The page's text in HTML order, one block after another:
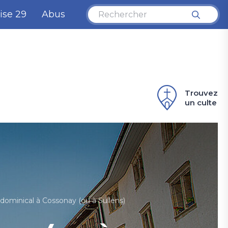
29 Abus
Trouvez
un culte
à Cossonay (ou à Sullens)